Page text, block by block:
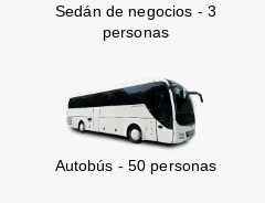
Sedán de negocios - 3
personas
Autobús - 50 personas